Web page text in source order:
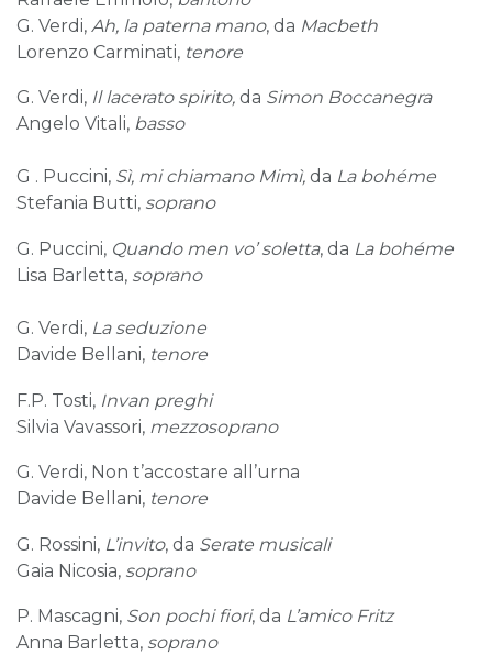
G. Verdi, Ah, la paterna mano, da Macbeth
Lorenzo Carminati, tenore
G. Verdi, Il lacerato spirito, da Simon Boccanegra
Angelo Vitali, basso
G . Puccini, Sì, mi chiamano Mimì, da La bohéme
Stefania Butti, soprano
G. Puccini, Quando men vo’ soletta, da La bohéme
Lisa Barletta, soprano
G. Verdi, La seduzione
Davide Bellani, tenore
F.P. Tosti, Invan preghi
Silvia Vavassori, mezzosoprano
G. Verdi, Non t’accostare all’urna
Davide Bellani, tenore
G. Rossini, L’invito, da Serate musicali
Gaia Nicosia, soprano
P. Mascagni, Son pochi fiori, da L’amico Fritz
Anna Barletta, soprano